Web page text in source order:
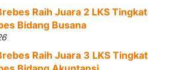
Raih Juara 2 LKS Tingkat
Bidang Busana
Raih Juara 3 LKS Tingkat